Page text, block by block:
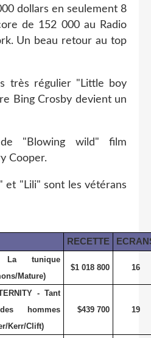
dollars en seulement 8
de 152 000 au Radio
Un beau retour au top
très régulier "Little boy
Bing Crosby devient un
"Blowing wild" film
Cooper.
et "Lili" sont les vétérans
RECETTE
tunique
Mature)
$1 018 800 16
- Tant
hommes
Kerr/Clift)
$439 700 19